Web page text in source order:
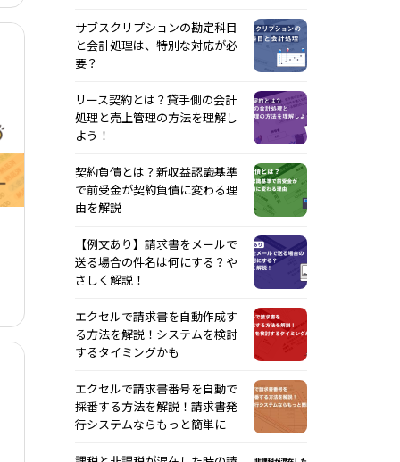
サブスクリプションの勘定科目
と会計処理は、特別な対応が必
要？
リース契約とは？貸手側の会計
処理と売上管理の方法を理解し
よう！
契約負債とは？新収益認識基準
で前受金が契約負債に変わる理
由を解説
【例文あり】請求書をメールで
送る場合の件名は何にする？や
さしく解説！
エクセルで請求書を自動作成す
る方法を解説！システムを検討
するタイミングかも
エクセルで請求書番号を自動で
採番する方法を解説！請求書発
行システムならもっと簡単に